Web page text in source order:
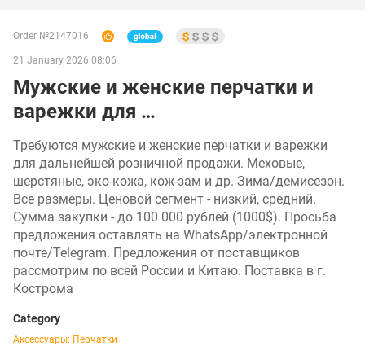
Order №2147016
21 January 2026 08:06
Мужские и женские перчатки и
варежки для …
Требуются мужские и женские перчатки и варежки
для дальнейшей розничной продажи. Меховые,
шерстяные, эко-кожа, кож-зам и др. Зима/демисезон.
Все размеры. Ценовой сегмент - низкий, средний.
Сумма закупки - до 100 000 рублей (1000$). Просьба
предложения оставлять на WhatsApp/электронной
почте/Telegram. Предложения от поставщиков
рассмотрим по всей России и Китаю. Поставка в г.
Кострома
Category
Аксессуары: Перчатки